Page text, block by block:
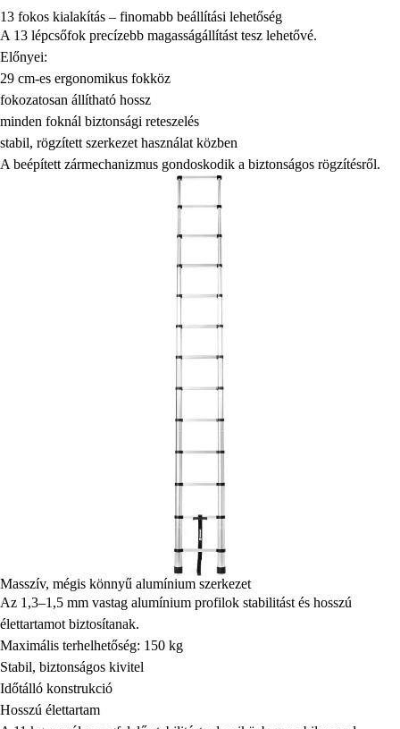
13 fokos kialakítás – finomabb beállítási lehetőség
A 13 lépcsőfok precízebb magasságállítást tesz lehetővé.
Előnyei:
29 cm-es ergonomikus fokköz
fokozatosan állítható hossz
minden foknál biztonsági reteszelés
stabil, rögzített szerkezet használat közben
A beépített zármechanizmus gondoskodik a biztonságos rögzítésről.
Masszív, mégis könnyű alumínium szerkezet
Az 1,3–1,5 mm vastag alumínium profilok stabilitást és hosszú
élettartamot biztosítanak.
Maximális terhelhetőség: 150 kg
Stabil, biztonságos kivitel
Időtálló konstrukció
Hosszú élettartam